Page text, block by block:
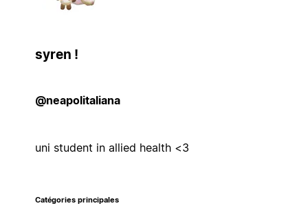
syren !
@neapolitaliana
uni student in allied health <3
Catégories principales